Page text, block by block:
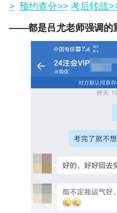
> 预约查分>> 考后转战
——都是吕尤老师强调的